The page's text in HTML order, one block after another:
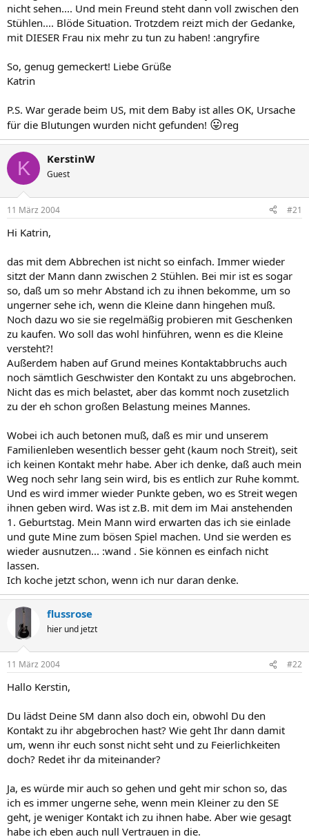
nicht sehen.... Und mein Freund steht dann voll zwischen den
Stühlen.... Blöde Situation. Trotzdem reizt mich der Gedanke,
mit DIESER Frau nix mehr zu tun zu haben! :angryfire
So, genug gemeckert! Liebe Grüße
Katrin
P.S. War gerade beim US, mit dem Baby ist alles OK, Ursache
für die Blutungen wurden nicht gefunden! 😛reg
K KerstinW
Guest
11 März 2004 #21
Hi Katrin,
das mit dem Abbrechen ist nicht so einfach. Immer wieder
sitzt der Mann dann zwischen 2 Stühlen. Bei mir ist es sogar
so, daß um so mehr Abstand ich zu ihnen bekomme, um so
ungerner sehe ich, wenn die Kleine dann hingehen muß.
Noch dazu wo sie sie regelmäßig probieren mit Geschenken
zu kaufen. Wo soll das wohl hinführen, wenn es die Kleine
versteht?!
Außerdem haben auf Grund meines Kontaktabbruchs auch
noch sämtlich Geschwister den Kontakt zu uns abgebrochen.
Nicht das es mich belastet, aber das kommt noch zusetzlich
zu der eh schon großen Belastung meines Mannes.
Wobei ich auch betonen muß, daß es mir und unserem
Familienleben wesentlich besser geht (kaum noch Streit), seit
ich keinen Kontakt mehr habe. Aber ich denke, daß auch mein
Weg noch sehr lang sein wird, bis es entlich zur Ruhe kommt.
Und es wird immer wieder Punkte geben, wo es Streit wegen
ihnen geben wird. Was ist z.B. mit dem im Mai anstehenden
1. Geburtstag. Mein Mann wird erwarten das ich sie einlade
und gute Mine zum bösen Spiel machen. Und sie werden es
wieder ausnutzen... :wand . Sie können es einfach nicht
lassen.
Ich koche jetzt schon, wenn ich nur daran denke.
flussrose
hier und jetzt
11 März 2004 #22
Hallo Kerstin,
Du lädst Deine SM dann also doch ein, obwohl Du den
Kontakt zu ihr abgebrochen hast? Wie geht Ihr dann damit
um, wenn ihr euch sonst nicht seht und zu Feierlichkeiten
doch? Redet ihr da miteinander?
Ja, es würde mir auch so gehen und geht mir schon so, das
ich es immer ungerne sehe, wenn mein Kleiner zu den SE
geht, je weniger Kontakt ich zu ihnen habe. Aber wie gesagt
habe ich eben auch null Vertrauen in die.